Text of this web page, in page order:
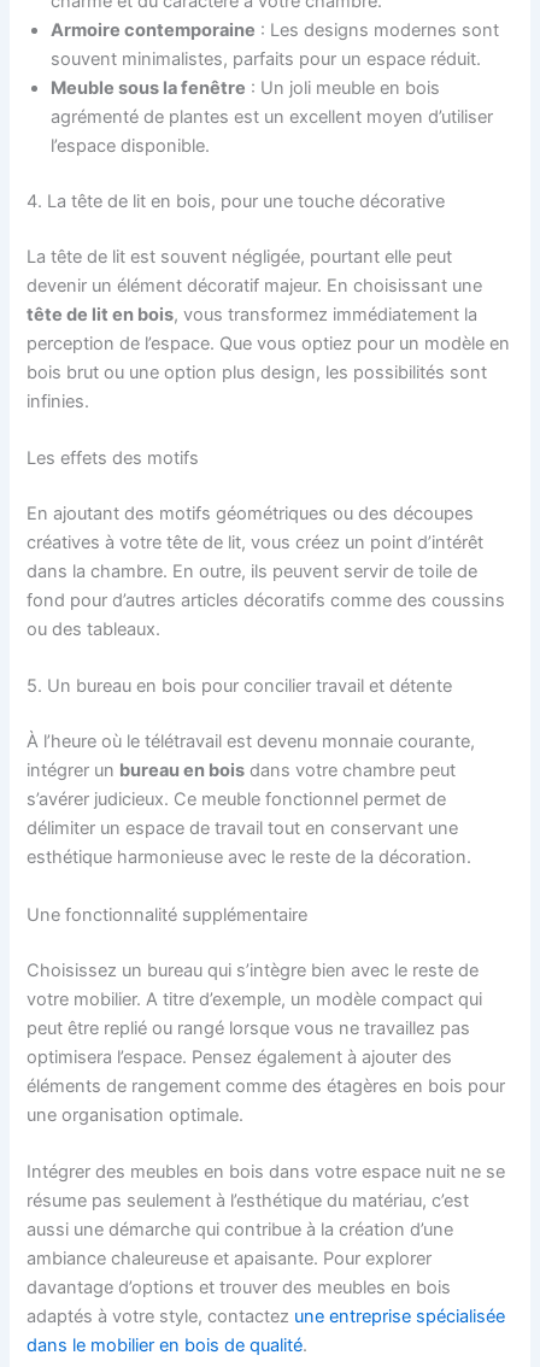
Armoire contemporaine : Les designs modernes sont
souvent minimalistes, parfaits pour un espace réduit.
Meuble sous la fenêtre : Un joli meuble en bois
agrémenté de plantes est un excellent moyen d’utiliser
l’espace disponible.
4. La tête de lit en bois, pour une touche décorative
La tête de lit est souvent négligée, pourtant elle peut
devenir un élément décoratif majeur. En choisissant une
tête de lit en bois, vous transformez immédiatement la
perception de l’espace. Que vous optiez pour un modèle en
bois brut ou une option plus design, les possibilités sont
infinies.
Les effets des motifs
En ajoutant des motifs géométriques ou des découpes
créatives à votre tête de lit, vous créez un point d’intérêt
dans la chambre. En outre, ils peuvent servir de toile de
fond pour d’autres articles décoratifs comme des coussins
ou des tableaux.
5. Un bureau en bois pour concilier travail et détente
À l’heure où le télétravail est devenu monnaie courante,
intégrer un bureau en bois dans votre chambre peut
s’avérer judicieux. Ce meuble fonctionnel permet de
délimiter un espace de travail tout en conservant une
esthétique harmonieuse avec le reste de la décoration.
Une fonctionnalité supplémentaire
Choisissez un bureau qui s’intègre bien avec le reste de
votre mobilier. A titre d’exemple, un modèle compact qui
peut être replié ou rangé lorsque vous ne travaillez pas
optimisera l’espace. Pensez également à ajouter des
éléments de rangement comme des étagères en bois pour
une organisation optimale.
Intégrer des meubles en bois dans votre espace nuit ne se
résume pas seulement à l’esthétique du matériau, c’est
aussi une démarche qui contribue à la création d’une
ambiance chaleureuse et apaisante. Pour explorer
davantage d’options et trouver des meubles en bois
adaptés à votre style, contactez une entreprise spécialisée
dans le mobilier en bois de qualité.